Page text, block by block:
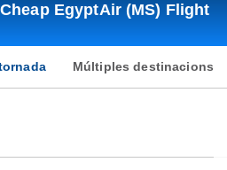
EgyptAir (MS) Flight
Múltiples destinacions